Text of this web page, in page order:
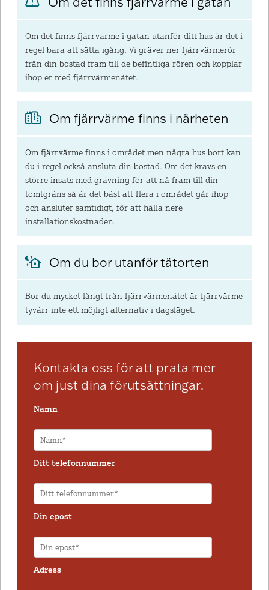
Om det finns fjärrvärme i gatan utanför ditt hus är det i
regel bara att sätta igång. Vi gräver ner fjärrvärmerör
från din bostad fram till de befintliga rören och kopplar
ihop er med fjärrvärmenätet.
Om fjärrvärme finns i närheten
Om fjärrvärme finns i området men några hus bort kan
du i regel också ansluta din bostad. Om det krävs en
större insats med grävning för att nå fram till din
tomtgräns så är det bäst att flera i området går ihop
och ansluter samtidigt, för att hålla nere
installationskostnaden.
Om du bor utanför tätorten
Bor du mycket långt från fjärrvärmenätet är fjärrvärme
tyvärr inte ett möjligt alternativ i dagsläget.
Kontakta oss för att prata mer
om just dina förutsättningar.
Namn
Ditt telefonnummer
Din epost
Adress